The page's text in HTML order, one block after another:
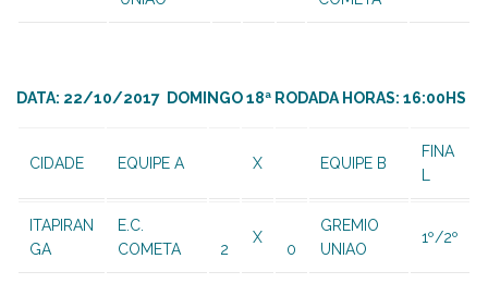
DATA: 22/10/2017 DOMINGO 18ª RODADA HORAS: 16:00HS
CIDADE EQUIPE A X EQUIPE B
FINA
L
ITAPIRAN
GA
E.C.
COMETA
2
X
0
GREMIO
UNIAO
1º/2º